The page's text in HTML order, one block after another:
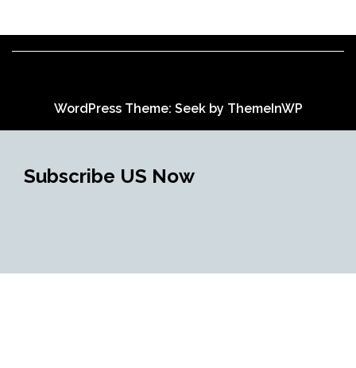
WordPress Theme: Seek by ThemeInWP
Subscribe US Now